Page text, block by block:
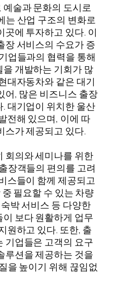
술과 문화의 도시로
는 산업 구조의 변화로
곳에 투자하고 있다. 이
장 서비스의 수요가 증
업들과의 협력을 통해
개발하는 기회가 많
대자동차와 같은 대기
어, 많은 비즈니스 출장
대기업이 위치한 울산
전해 있으며, 이에 따
스가 제공되고 있다.
회의와 세미나를 위한
장객들의 편의를 고려
스들이 함께 제공되고
필요할 수 있는 차량
박 서비스 등 다양한
보다 원활하게 업무
원하고 있다. 또한, 출
기업들은 고객의 요구
루션을 제공하는 것을
을 높이기 위해 끊임없